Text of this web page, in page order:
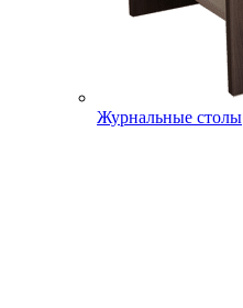
Журнальные столы